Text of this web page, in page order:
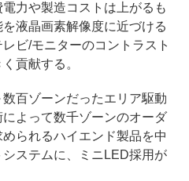
力や製造コストは上がるも
液晶画素解像度に近づける
ビ/モニターのコントラスト
貢献する。
百ゾーンだったエリア駆動
よって数千ゾーンのオーダ
られるハイエンド製品を中
ステムに、ミニLED採用が